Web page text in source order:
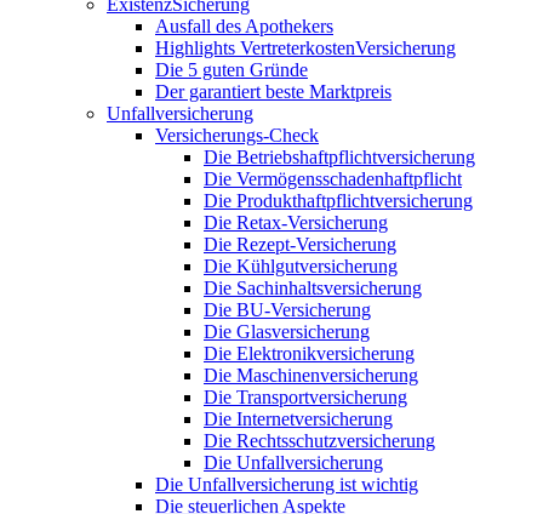
ExistenzSicherung
Ausfall des Apothekers
Highlights VertreterkostenVersicherung
Die 5 guten Gründe
Der garantiert beste Marktpreis
Unfallversicherung
Versicherungs-Check
Die Betriebshaftpflichtversicherung
Die Vermögensschadenhaftpflicht
Die Produkthaftpflichtversicherung
Die Retax-Versicherung
Die Rezept-Versicherung
Die Kühlgutversicherung
Die Sachinhaltsversicherung
Die BU-Versicherung
Die Glasversicherung
Die Elektronikversicherung
Die Maschinenversicherung
Die Transportversicherung
Die Internetversicherung
Die Rechtsschutzversicherung
Die Unfallversicherung
Die Unfallversicherung ist wichtig
Die steuerlichen Aspekte